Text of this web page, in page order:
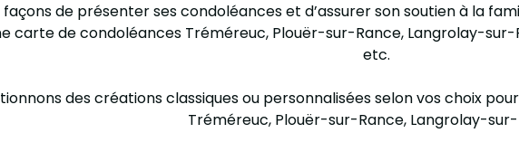
de présenter ses condoléances et d’assurer son soutien à la
carte de condoléances Tréméreuc, Plouër-sur-Rance, Langrolay-
etc.
des créations classiques ou personnalisées selon vos choix
Tréméreuc, Plouër-sur-Rance, Langrolay-sur-